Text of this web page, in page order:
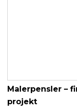
Malerpensler –
projekt